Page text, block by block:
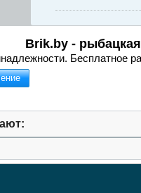
Brik.by -
Бесплатное